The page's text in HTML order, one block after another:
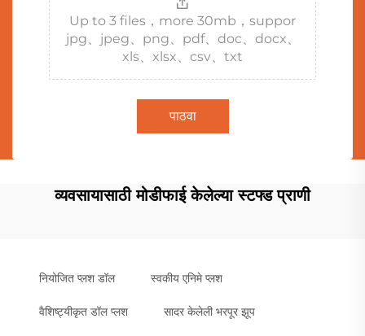
Up to 3 files，more 30mb，suppor
jpg、jpeg、png、pdf、doc、docx、
xls、xlsx、csv、txt
पाठवा
व्यवसायासाठी मोडीफाई केलेल्या स्टफ्ड प्राणी
नियोजित प्लश डॉल स्वकीय एनिमे प्लश
वैशिष्ट्यीकृत डॉल प्लश सादर केलेली भरपूर झूप